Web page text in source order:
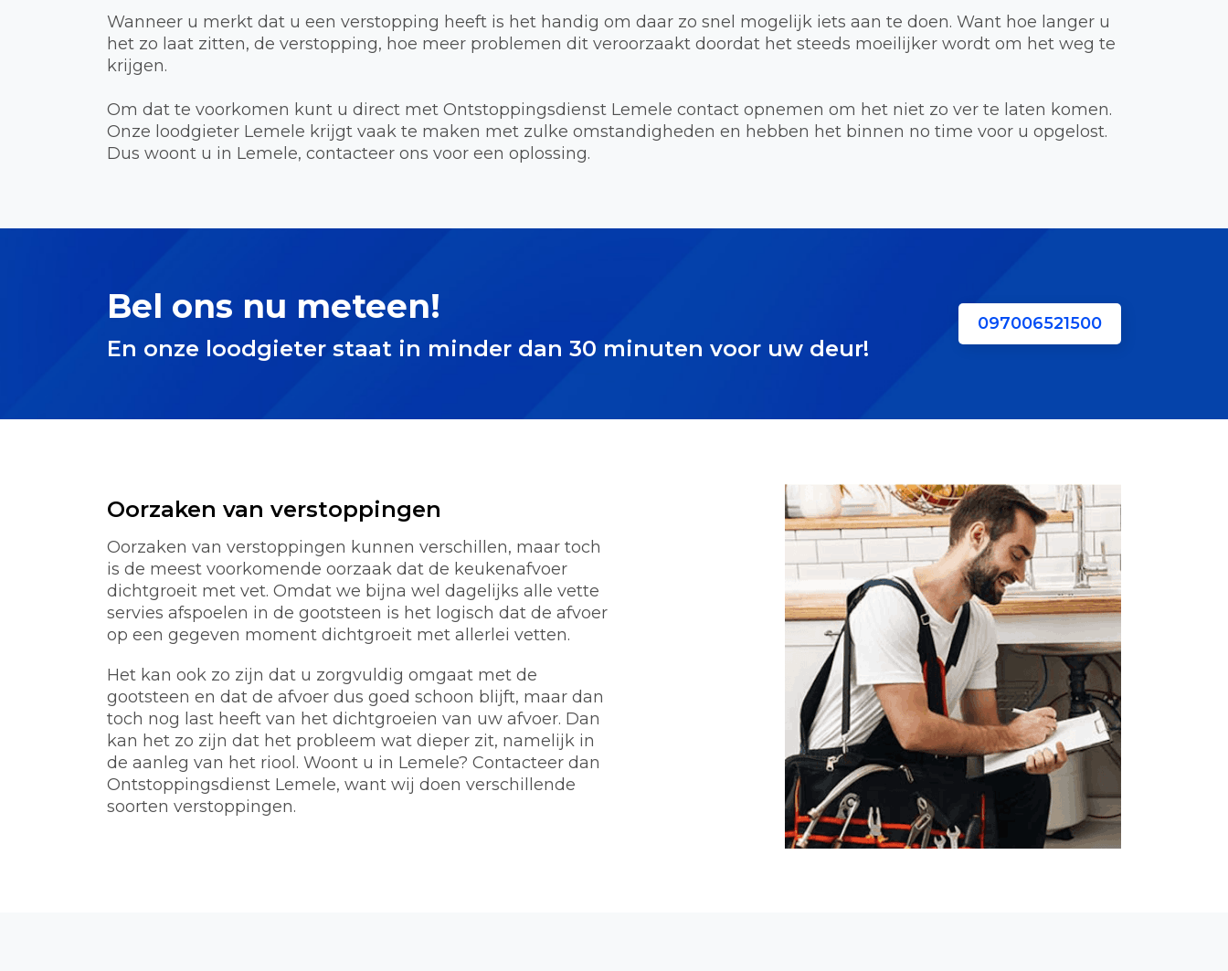
Wanneer u merkt dat u een verstopping heeft is het handig om daar zo snel mogelijk iets aan te doen. Want hoe langer u
het zo laat zitten, de verstopping, hoe meer problemen dit veroorzaakt doordat het steeds moeilijker wordt om het weg te
krijgen.
Om dat te voorkomen kunt u direct met Ontstoppingsdienst Lemele contact opnemen om het niet zo ver te laten komen.
Onze loodgieter Lemele krijgt vaak te maken met zulke omstandigheden en hebben het binnen no time voor u opgelost.
Dus woont u in Lemele, contacteer ons voor een oplossing.
Bel ons nu meteen!
En onze loodgieter staat in minder dan 30 minuten voor uw deur!
097006521500
Oorzaken van verstoppingen
Oorzaken van verstoppingen kunnen verschillen, maar toch
is de meest voorkomende oorzaak dat de keukenafvoer
dichtgroeit met vet. Omdat we bijna wel dagelijks alle vette
servies afspoelen in de gootsteen is het logisch dat de afvoer
op een gegeven moment dichtgroeit met allerlei vetten.
Het kan ook zo zijn dat u zorgvuldig omgaat met de
gootsteen en dat de afvoer dus goed schoon blijft, maar dan
toch nog last heeft van het dichtgroeien van uw afvoer. Dan
kan het zo zijn dat het probleem wat dieper zit, namelijk in
de aanleg van het riool. Woont u in Lemele? Contacteer dan
Ontstoppingsdienst Lemele, want wij doen verschillende
soorten verstoppingen.